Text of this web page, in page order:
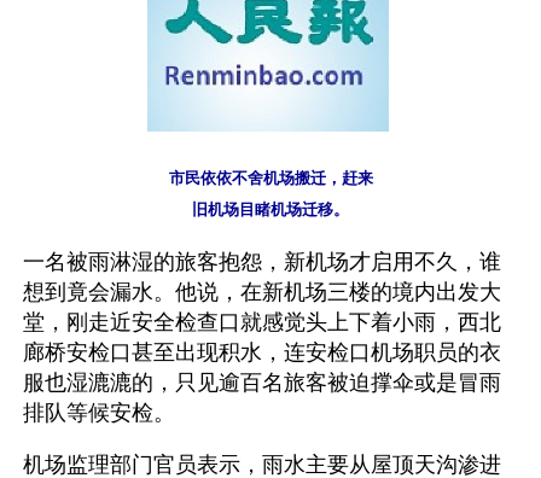
市民依依不舍机场搬迁，赶来
旧机场目睹机场迁移。
一名被雨淋湿的旅客抱怨，新机场才启用不久，谁
想到竟会漏水。他说，在新机场三楼的境内出发大
堂，刚走近安全检查口就感觉头上下着小雨，西北
廊桥安检口甚至出现积水，连安检口机场职员的衣
服也湿漉漉的，只见逾百名旅客被迫撑伞或是冒雨
排队等候安检。
机场监理部门官员表示，雨水主要从屋顶天沟渗进